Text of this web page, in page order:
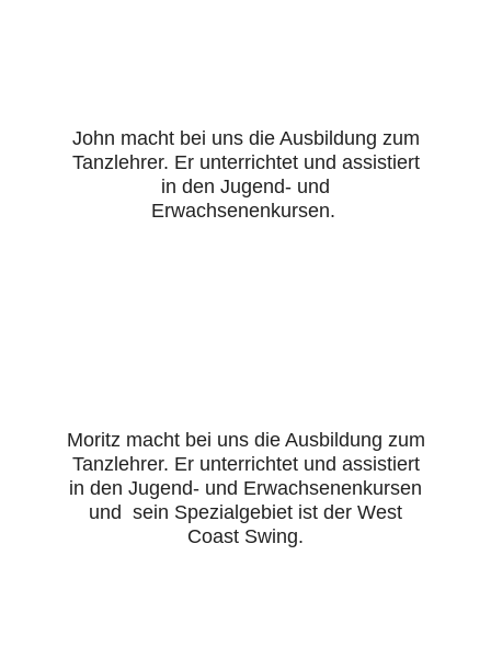
John macht bei uns die Ausbildung zum
Tanzlehrer. Er unterrichtet und assistiert
in den Jugend- und
Erwachsenenkursen.
Moritz macht bei uns die Ausbildung zum
Tanzlehrer. Er unterrichtet und assistiert
in den Jugend- und Erwachsenenkursen
und sein Spezialgebiet ist der West
Coast Swing.